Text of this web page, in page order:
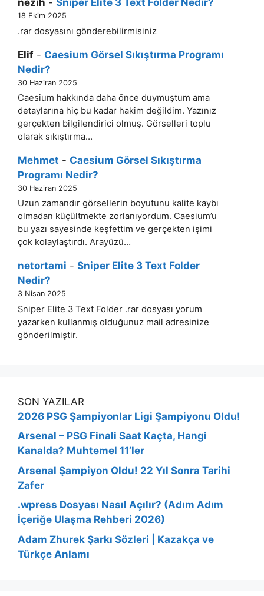
nezih - Sniper Elite 3 Text Folder Nedir?
18 Ekim 2025
.rar dosyasını gönderebilirmisiniz
Elif - Caesium Görsel Sıkıştırma Programı
Nedir?
30 Haziran 2025
Caesium hakkında daha önce duymuştum ama
detaylarına hiç bu kadar hakim değildim. Yazınız
gerçekten bilgilendirici olmuş. Görselleri toplu
olarak sıkıştırma…
Mehmet - Caesium Görsel Sıkıştırma
Programı Nedir?
30 Haziran 2025
Uzun zamandır görsellerin boyutunu kalite kaybı
olmadan küçültmekte zorlanıyordum. Caesium’u
bu yazı sayesinde keşfettim ve gerçekten işimi
çok kolaylaştırdı. Arayüzü…
netortami - Sniper Elite 3 Text Folder
Nedir?
3 Nisan 2025
Sniper Elite 3 Text Folder .rar dosyası yorum
yazarken kullanmış olduğunuz mail adresinize
gönderilmiştir.
SON YAZILAR
2026 PSG Şampiyonlar Ligi Şampiyonu Oldu!
Arsenal – PSG Finali Saat Kaçta, Hangi
Kanalda? Muhtemel 11’ler
Arsenal Şampiyon Oldu! 22 Yıl Sonra Tarihi
Zafer
.wpress Dosyası Nasıl Açılır? (Adım Adım
İçeriğe Ulaşma Rehberi 2026)
Adam Zhurek Şarkı Sözleri | Kazakça ve
Türkçe Anlamı